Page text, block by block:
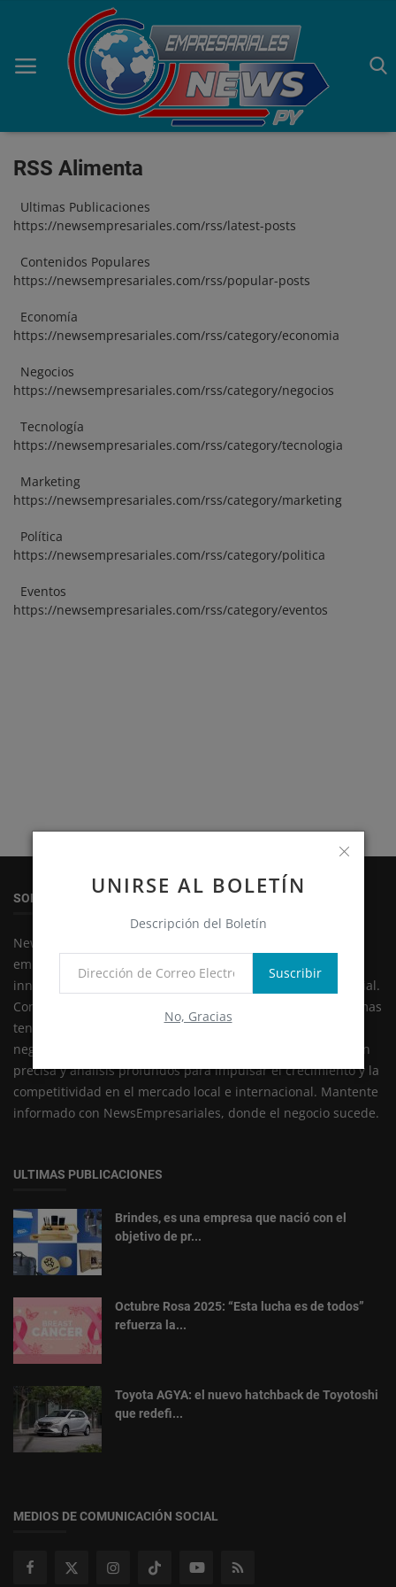
Inicio
Economía
Tecnología
Marketing
Política
Eventos
UNIRSE AL BOLETÍN
Descripción del Boletín
Suscribir
No, Gracias
RSS Alimenta
Ultimas Publicaciones
https://newsempresariales.com/rss/latest-posts
Contenidos Populares
https://newsempresariales.com/rss/popular-posts
Economía
https://newsempresariales.com/rss/category/economia
Negocios
https://newsempresariales.com/rss/category/negocios
Tecnología
https://newsempresariales.com/rss/category/tecnologia
Marketing
https://newsempresariales.com/rss/category/marketing
Política
https://newsempresariales.com/rss/category/politica
Eventos
https://newsempresariales.com/rss/category/eventos
SOBRE
NewsEmpresariales: Tu fuente líder de noticias y análisis
empresariales en Paraguay. Descubre tendencias,
innovaciones y estrategias que impulsan el éxito empresarial.
Conectamos a profesionales y emprendedores con las últimas
tendencias, innovaciones y estrategias en el mundo de los
negocios. Nuestro compromiso es proporcionar información
precisa y análisis profundos para impulsar el crecimiento y la
competitividad en el mercado local e internacional. Mantente
informado con NewsEmpresariales, donde el negocio sucede.
ULTIMAS PUBLICACIONES
Brindes, es una empresa que nació con el
objetivo de pr...
Octubre Rosa 2025: “Esta lucha es de todos”
refuerza la...
Toyota AGYA: el nuevo hatchback de Toyotoshi
que redefi...
MEDIOS DE COMUNICACIÓN SOCIAL